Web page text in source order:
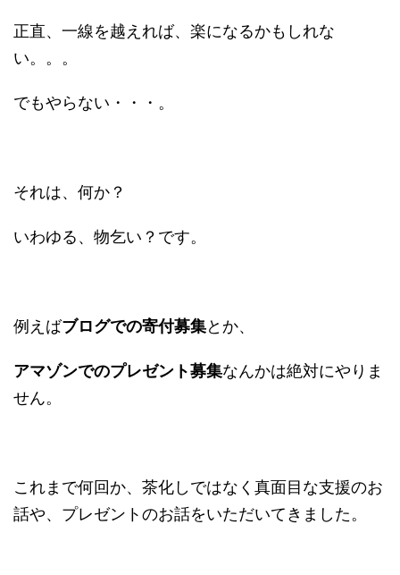
正直、一線を越えれば、楽になるかもしれな
い。。。
でもやらない・・・。
それは、何か？
いわゆる、物乞い？です。
例えばブログでの寄付募集とか、
アマゾンでのプレゼント募集なんかは絶対にやりま
せん。
これまで何回か、茶化しではなく真面目な支援のお
話や、プレゼントのお話をいただいてきました。